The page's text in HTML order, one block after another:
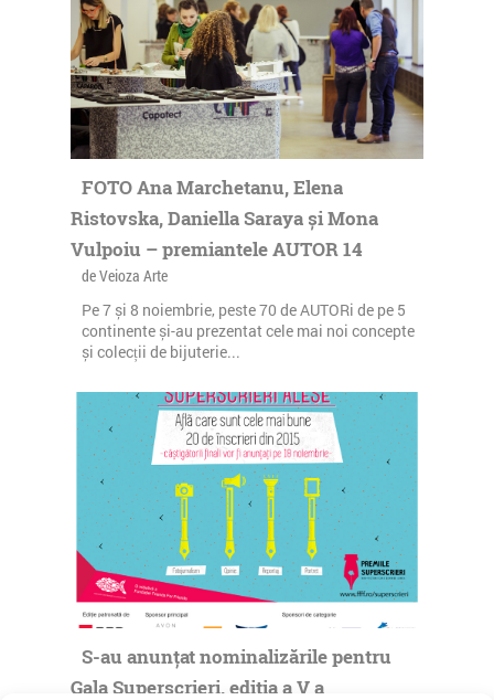
FOTO Ana Marchetanu, Elena
Ristovska, Daniella Saraya și Mona
Vulpoiu – premiantele AUTOR 14
de Veioza Arte
Pe 7 și 8 noiembrie, peste 70 de AUTORi de pe 5
continente și-au prezentat cele mai noi concepte
și colecții de bijuterie...
S-au anunțat nominalizările pentru
Gala Superscrieri, ediția a V a